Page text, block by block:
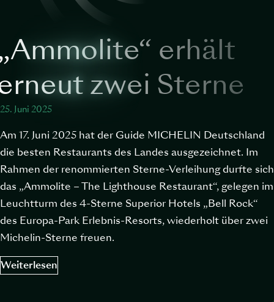
erhält
zwei Sterne
25. Juni 2025
Am 17. Juni 2025 hat der Guide MICHELIN Deutschland
die besten Restaurants des Landes ausgezeichnet. Im
Rahmen der renommierten Sterne-Verleihung durfte sich
das „Ammolite – The Lighthouse Restaurant“, gelegen im
Leuchtturm des 4-Sterne Superior Hotels „Bell Rock“
des Europa-Park Erlebnis-Resorts, wiederholt über zwei
Michelin-Sterne freuen.
Weiterlesen